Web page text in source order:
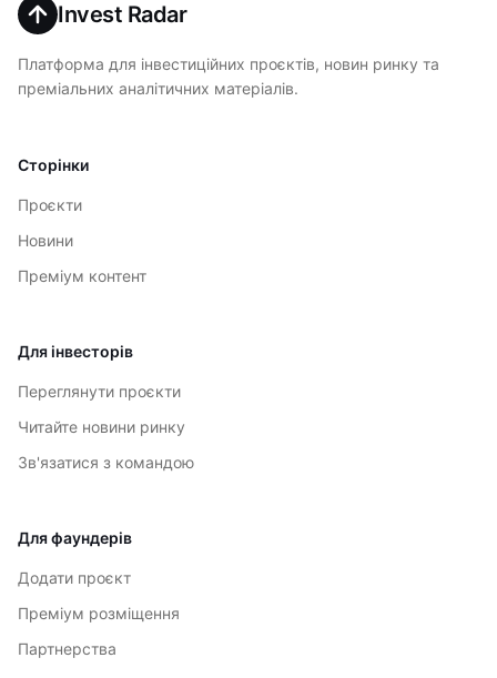
Invest Radar
Платформа для інвестиційних проєктів, новин ринку та
преміальних аналітичних матеріалів.
Сторінки
Проєкти
Новини
Преміум контент
Для інвесторів
Переглянути проєкти
Читайте новини ринку
Зв'язатися з командою
Для фаундерів
Додати проєкт
Преміум розміщення
Партнерства